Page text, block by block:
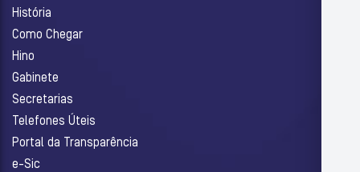
História
Como Chegar
Hino
Gabinete
Secretarias
Telefones Úteis
Portal da Transparência
e-Sic